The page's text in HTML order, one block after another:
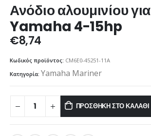
Ανόδιο αλουμινίου για
Yamaha 4-15hp
€8,74
Κωδικός προϊόντος: CM6E0-45251-11A
Κατηγορία: Yamaha Mariner
ΠΡΟΣΘΉΚΗ ΣΤΟ ΚΑΛΆΘΙ